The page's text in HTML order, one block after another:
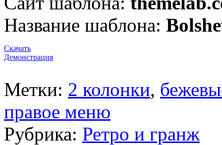
Название шаблона:
Скачать
Демонстрация
Метки: 2 колонки,
правое меню
Рубрика: Ретро и гранж